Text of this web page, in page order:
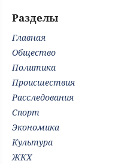
Разделы
Главная
Общество
Политика
Происшествия
Расследования
Спорт
Экономика
Культура
ЖКХ